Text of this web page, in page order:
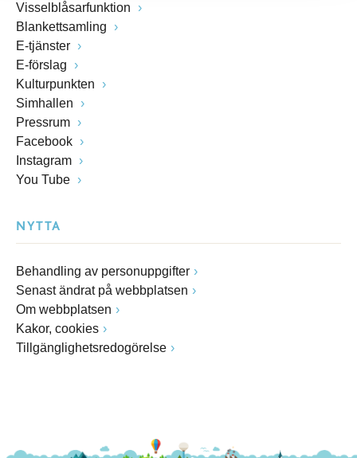
Visselblåsarfunktion
Blankettsamling
E-tjänster
E-förslag
Kulturpunkten
Simhallen
Pressrum
Facebook
Instagram
You Tube
NYTTA
Behandling av personuppgifter
Senast ändrat på webbplatsen
Om webbplatsen
Kakor, cookies
Tillgänglighetsredogörelse